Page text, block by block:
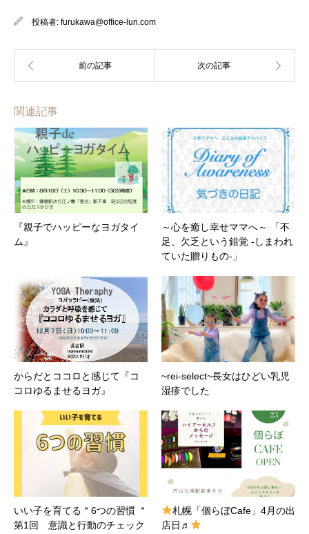
投稿者: furukawa@office-lun.com
関連記事
『親子でハッピーなヨガタイ
ム』
～心を癒し幸せママへ～ 「不
足、欠乏という錯覚 -しまわれ
ていた贈りもの-」
からだとココロと感じて『コ
コロゆるませるヨガ』
~rei-select~長女はひどい乳児
湿疹でした
いい子を育てる＂6つの習慣 ＂
第1回 意識と行動のチェック
札幌「個らぼCafe」4月の出
店日♬